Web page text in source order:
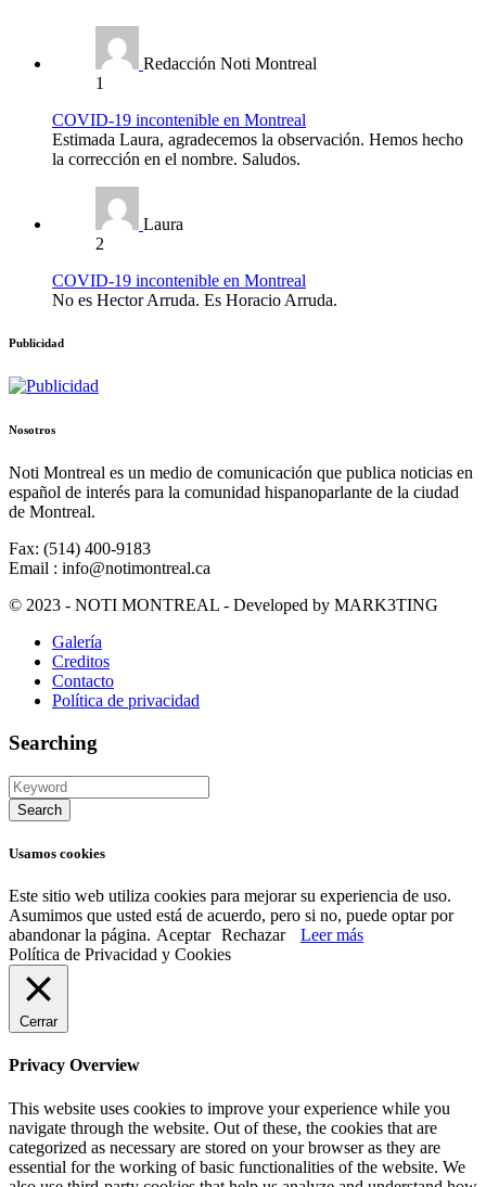
Redacción Noti Montreal
1
COVID-19 incontenible en Montreal
Estimada Laura, agradecemos la observación. Hemos hecho
la corrección en el nombre. Saludos.
Laura
2
COVID-19 incontenible en Montreal
No es Hector Arruda. Es Horacio Arruda.
Publicidad
Nosotros
Noti Montreal es un medio de comunicación que publica noticias en
español de interés para la comunidad hispanoparlante de la ciudad
de Montreal.
Fax: (514) 400-9183
Email : info@notimontreal.ca
© 2023 - NOTI MONTREAL - Developed by MARK3TING
Galería
Creditos
Contacto
Política de privacidad
Searching
Usamos cookies
Este sitio web utiliza cookies para mejorar su experiencia de uso.
Asumimos que usted está de acuerdo, pero si no, puede optar por
abandonar la página. Aceptar Rechazar
Leer más
Política de Privacidad y Cookies
Cerrar
Privacy Overview
This website uses cookies to improve your experience while you
navigate through the website. Out of these, the cookies that are
categorized as necessary are stored on your browser as they are
essential for the working of basic functionalities of the website. We